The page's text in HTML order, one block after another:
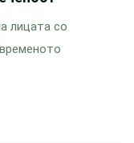
лицата со